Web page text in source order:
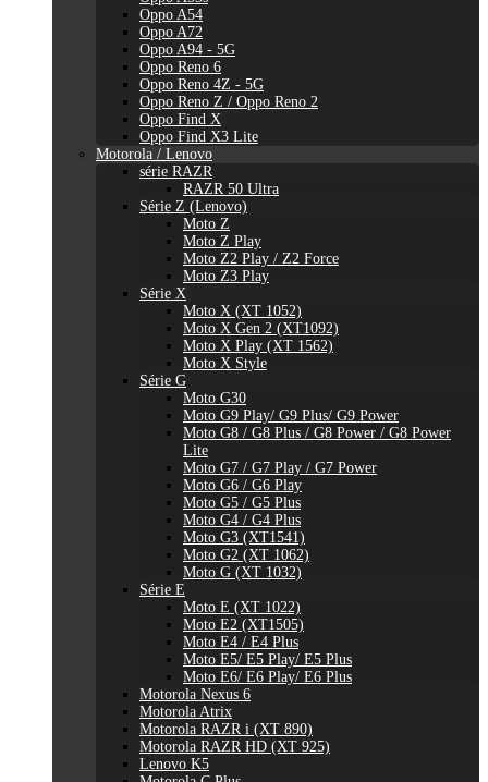
Oppo A54
Oppo A72
Oppo A94 - 5G
Oppo Reno 6
Oppo Reno 4Z - 5G
Oppo Reno Z / Oppo Reno 2
Oppo Find X
Oppo Find X3 Lite
Motorola / Lenovo
série RAZR
RAZR 50 Ultra
Série Z (Lenovo)
Moto Z
Moto Z Play
Moto Z2 Play / Z2 Force
Moto Z3 Play
Série X
Moto X (XT 1052)
Moto X Gen 2 (XT1092)
Moto X Play (XT 1562)
Moto X Style
Série G
Moto G30
Moto G9 Play/ G9 Plus/ G9 Power
Moto G8 / G8 Plus / G8 Power / G8 Power
Lite
Moto G7 / G7 Play / G7 Power
Moto G6 / G6 Play
Moto G5 / G5 Plus
Moto G4 / G4 Plus
Moto G3 (XT1541)
Moto G2 (XT 1062)
Moto G (XT 1032)
Série E
Moto E (XT 1022)
Moto E2 (XT1505)
Moto E4 / E4 Plus
Moto E5/ E5 Play/ E5 Plus
Moto E6/ E6 Play/ E6 Plus
Motorola Nexus 6
Motorola Atrix
Motorola RAZR i (XT 890)
Motorola RAZR HD (XT 925)
Lenovo K5